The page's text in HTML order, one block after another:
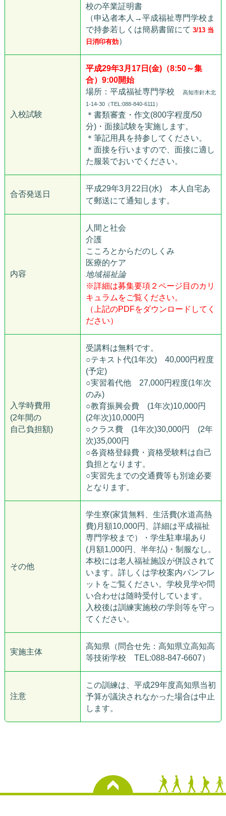
校の卒業証明書
（申込者本人→平成福祉専門学校ま
で持参若しくは簡易書留にて 3/13 当
日消印有効）
入校試験
平成29年3月17日(金)（8:50～集
合）9:00開始
場所：平成福祉専門学校
高知市針木北
1-14-30（TEL:088-840-6111）
＊書類審査・作文(800字程度/50
分)・面接試験を実施します。
＊筆記用具を持参してください。
＊面接を行いますので、面接に適し
た服装でおいでください。
合否発送日
平成29年3月22日(水)本人自宅あ
て郵送にて通知します。
内容
人間と社会
介護
こころとからだのしくみ
医療的ケア
地域福祉論
※詳細は募集要項２ページ目のカリ
キュラムをご覧ください。
（上記のPDFをダウンロードしてく
ださい）
入学時費用
(2年間の
自己負担額)
受講料は無料です。
○テキスト代(1年次) 40,000円程度
(予定)
○実習着代他 27,000円程度(1年次
のみ)
○教育振興会費 (1年次)10,000円
(2年次)10,000円
○クラス費 (1年次)30,000円 (2年
次)35,000円
○各資格登録費・資格受験料は自己
負担となります。
○実習先までの交通費等も別途必要
となります。
その他
学生寮(家賃無料、生活費(水道高熱
費)月額10,000円、詳細は平成福祉
専門学校まで）・学生駐車場あり
(月額1,000円、半年払)・制服なし。
本校には老人福祉施設が併設されて
います。詳しくは学校案内パンフレ
ットをご覧ください。学校見学や問
い合わせは随時受付しています。
入校後は訓練実施校の学則等を守っ
てください。
実施主体
高知県（問合せ先：高知県立高知高
等技術学校 TEL:088-847-6607）
注意
この訓練は、平成29年度高知県当初
予算が議決されなかった場合は中止
します。